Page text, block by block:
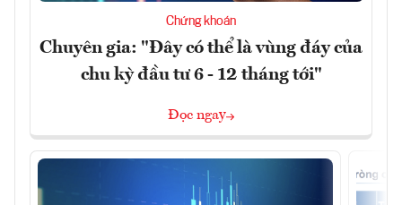
Chứng khoán
Chuyên gia: "Đây có thể là vùng đáy của
chu kỳ đầu tư 6 - 12 tháng tới"
Đọc ngay